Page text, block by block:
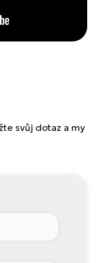
svůj dotaz a my